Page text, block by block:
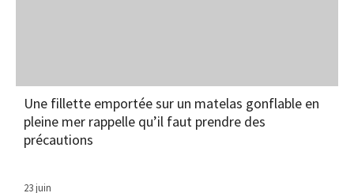
Une fillette emportée sur un matelas gonflable en
pleine mer rappelle qu’il faut prendre des
précautions
23 juin